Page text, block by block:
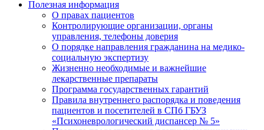
Полезная информация
О правах пациентов
Контролирующие организации, органы
управления, телефоны доверия
О порядке направления гражданина на медико-
социальную экспертизу
Жизненно необходимые и важнейшие
лекарственные препараты
Программа государственных гарантий
Правила внутреннего распорядка и поведения
пациентов и посетителей в СПб ГБУЗ
«Психоневрологический диспансер № 5»